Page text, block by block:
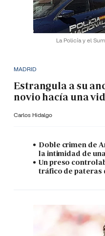
La Policía y el
MADRID
Estrangula a su
novio hacía una
Carlos Hidalgo
Doble crimen de
la intimidad de
Un preso
tráfico de pateras